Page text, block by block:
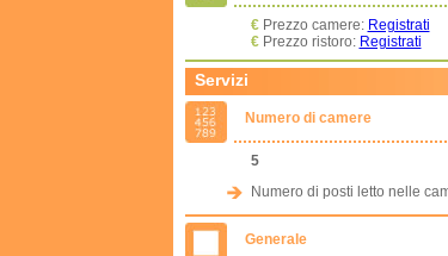
€Prezzo camere: Registrati
€Prezzo ristoro: Registrati
Servizi
Numero di camere
5
Numero di posti letto nelle
Generale